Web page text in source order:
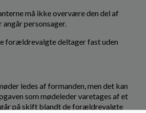
må ikke overvære den del af
personsager.
forældrevalgte deltager fast uden
ledes af formanden, men det kan
som mødeleder varetages af et
på skift blandt de forældrevalgte